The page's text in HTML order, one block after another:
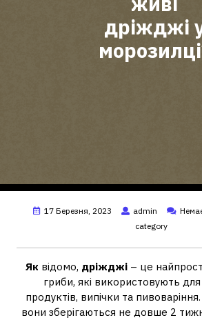
дріжджі
17 Березня, 2023 admin
category
Як відомо, дріжджі– це
гриби, які використовують
продуктів, випічки та
вони зберігаються не довше 2